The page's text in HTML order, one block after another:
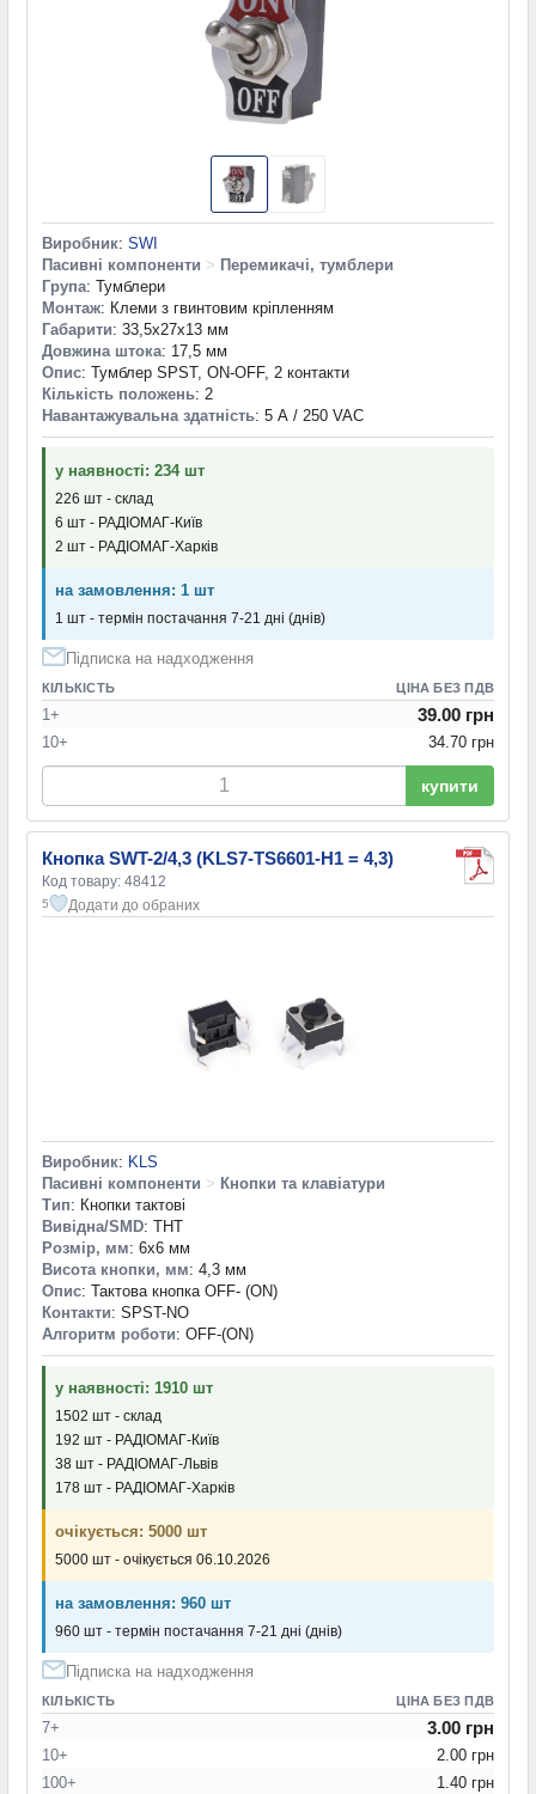
Виробник: SWI
Пасивні компоненти > Перемикачі, тумблери
Група: Тумблери
Монтаж: Клеми з гвинтовим кріпленням
Габарити: 33,5x27x13 мм
Довжина штока: 17,5 мм
Опис: Тумблер SPST, ON-OFF, 2 контакти
Кількість положень: 2
Навантажувальна здатність: 5 А / 250 VAC
у наявності: 234 шт
226 шт - склад
6 шт - РАДІОМАГ-Київ
2 шт - РАДІОМАГ-Харків
на замовлення: 1 шт
1 шт - термін постачання 7-21 дні (днів)
Підписка на надходження
КІЛЬКІСТЬ ЦІНА БЕЗ ПДВ
1+ 39.00 грн
10+ 34.70 грн
купити
Кнопка SWT-2/4,3 (KLS7-TS6601-H1 = 4,3)
Код товару: 48412
5 Додати до обраних
Виробник: KLS
Пасивні компоненти > Кнопки та клавіатури
Тип: Кнопки тактові
Вивідна/SMD: THT
Розмір, мм: 6x6 мм
Висота кнопки, мм: 4,3 мм
Опис: Тактова кнопка OFF- (ON)
Контакти: SPST-NO
Алгоритм роботи: OFF-(ON)
у наявності: 1910 шт
1502 шт - склад
192 шт - РАДІОМАГ-Київ
38 шт - РАДІОМАГ-Львів
178 шт - РАДІОМАГ-Харків
очікується: 5000 шт
5000 шт - очікується 06.10.2026
на замовлення: 960 шт
960 шт - термін постачання 7-21 дні (днів)
Підписка на надходження
КІЛЬКІСТЬ ЦІНА БЕЗ ПДВ
7+ 3.00 грн
10+
2.00 грн
100+
1.40 грн